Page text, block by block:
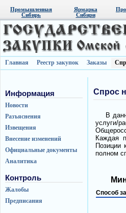
Промышленная
Сибирь
Ярмарка
Сибири
Главная Реестр закупок Заказы
Информация
Новости
Разъяснения
Извещения
Внесение изменений
Официальные документы
Аналитика
Контроль
Жалобы
Предписания
Спрос
В
услуги/
Каждая
Позиции
полном
Способ